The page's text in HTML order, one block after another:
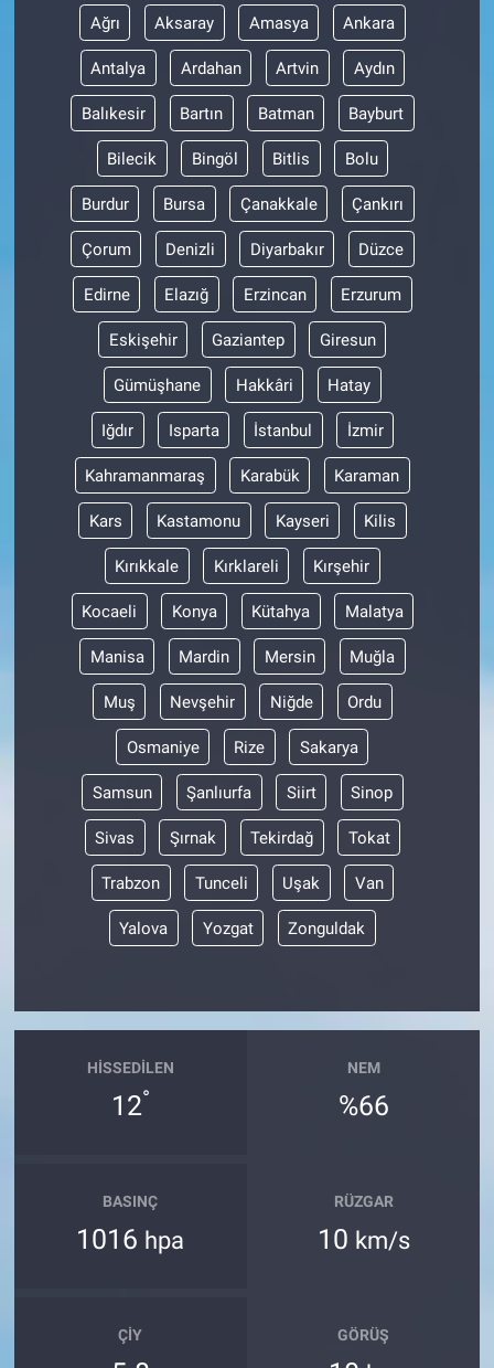
Ağrı Aksaray Amasya Ankara
Antalya Ardahan Artvin Aydın
Balıkesir Bartın Batman Bayburt
Bilecik Bingöl Bitlis Bolu
Burdur Bursa Çanakkale Çankırı
Çorum Denizli Diyarbakır Düzce
Edirne Elazığ Erzincan Erzurum
Eskişehir Gaziantep Giresun
Gümüşhane Hakkâri Hatay
Iğdır Isparta İstanbul İzmir
Kahramanmaraş Karabük Karaman
Kars Kastamonu Kayseri Kilis
Kırıkkale Kırklareli Kırşehir
Kocaeli Konya Kütahya Malatya
Manisa Mardin Mersin Muğla
Muş Nevşehir Niğde Ordu
Osmaniye Rize Sakarya
Samsun Şanlıurfa Siirt Sinop
Sivas Şırnak Tekirdağ Tokat
Trabzon Tunceli Uşak Van
Yalova Yozgat Zonguldak
HISSEDILEN
12°
NEM
%66
BASINÇ
1016 hpa
RÜZGAR
10 km/s
ÇIY GÖRÜŞ